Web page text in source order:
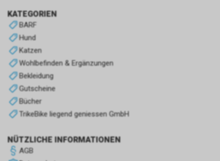
KATEGORIEN
BARF
Hund
Katzen
Wohlbefinden & Ergänzungen
Bekleidung
Gutscheine
Bücher
TrikeBike liegend geniessen GmbH
NÜTZLICHE INFORMATIONEN
AGB